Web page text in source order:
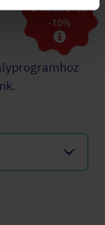
2 KÜLDETÉS
-10%